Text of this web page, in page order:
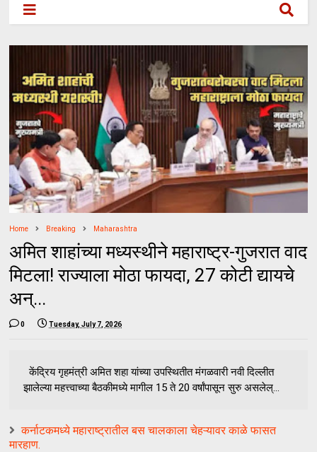
Home Breaking Maharashtra
अमित शाहांच्या मध्यस्थीने महाराष्ट्र-गुजरात वाद
मिटला! राज्याला मोठा फायदा, ₹27 कोटी द्यायचे
अन्...
0 Tuesday, July 7, 2026
केंद्रिय गृहमंत्री अमित शहा यांच्या उपस्थितीत मंगळवारी नवी दिल्लीत
झालेल्या महत्त्वाच्या बैठकीमध्ये मागील 15 ते 20 वर्षांपासून सुरु असलेल्...
कर्नाटकमध्ये महाराष्ट्रातील बस चालकाला चेहऱ्यावर काळे फासत
मारहाण.